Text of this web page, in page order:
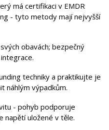
má certifikaci v EMDR
- tyto metody mají nejvyšší
obavách; bezpečný
techniky a praktikujte je
náhlým výpadkům.
- pohyb podporuje
napětí uložené v těle.